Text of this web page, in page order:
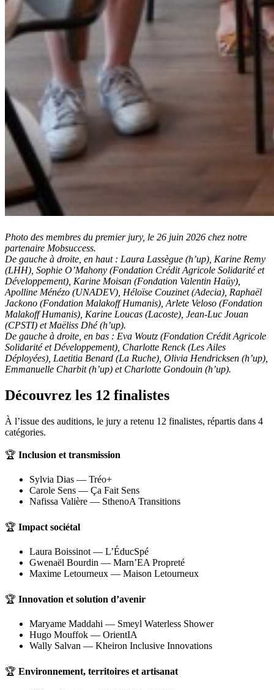
Photo des membres du premier jury, le 26 juin 2026 chez notre
partenaire Mobsuccess.
De gauche à droite, en haut : Laura Lassègue (h’up), Karine Remy
(LHH), Sophie O’Mahony (Fondation Crédit Agricole Solidarité et
Développement), Karine Moisan (Fondation Valentin Haüy),
Apolline Ménézo (UNADEV), Héloïse Couzinet (Adecia), Raphaël
Jackono (Fondation Malakoff Humanis), Arlete Veloso (Fondation
Malakoff Humanis), Karine Loucas (Lacoste), Jean-Luc Jouan
(CPSTI) et Maëliss Dhé (h’up).
De gauche à droite, en bas : Eva Woutz (Fondation Crédit Agricole
Solidarité et Développement), Charlotte Renck (Les Ailes
Déployées), Laetitia Benard (La Ruche), Olivia Hendricksen (h’up),
Emmanuelle Charbit (h’up) et Charlotte Gondouin (h’up).
Découvrez les 12 finalistes
À l’issue des auditions, le jury a retenu 12 finalistes, répartis dans 4
catégories.
🏆 Inclusion et transmission
Sylvia Dias — Tréo+
Carole Sens — Ça Fait Sens
Nafissa Valière — SthenoA Transitions
🏆 Impact sociétal
Laura Boissinot — L’ÉducSpé
Gwenaël Bourdin — Marn’EA Propreté
Maxime Letourneux — Maison Letourneux
🏆 Innovation et solution d’avenir
Maryame Maddahi — Smeyl Waterless Shower
Hugo Mouffok — OrientIA
Wally Salvan — Kheiron Inclusive Innovations
🏆 Environnement, territoires et artisanat